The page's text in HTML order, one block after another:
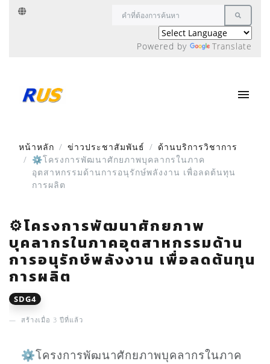
Powered by Translate
หน้าหลัก ข่าวประชาสัมพันธ์
ด้านบริการวิชาการ
⚙️โครงการพัฒนาศักยภาพบุคลากรในภาค
อุตสาหกรรมด้านการอนุรักษ์พลังงาน เพื่อลดต้นทุน
การผลิต
⚙️โครงการพัฒนาศักยภาพ
บุคลากรในภาคอุตสาหกรรมด้าน
การอนุรักษ์พลังงาน เพื่อลดต้นทุน
การผลิต
SDG4
สร้างเมื่อ 3 ปีที่แล้ว
⚙️โครงการพัฒนาศักยภาพบุคลากรในภาค